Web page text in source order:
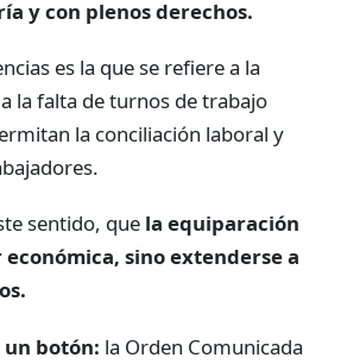
y con plenos derechos.
es la que se refiere a la
la falta de turnos de trabajo
la conciliación laboral y
sentido, que la equiparación
económica, sino extenderse a
botón: la Orden Comunicada